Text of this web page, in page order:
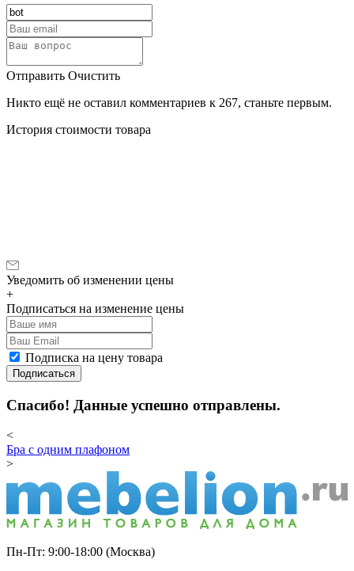
Отправить Очистить
Никто ещё не оставил комментариев к 267, станьте первым.
История стоимости товара
Уведомить об изменении цены
+
Подписаться на изменение цены
Подписка на цену товара
Подписаться
Спасибо! Данные успешно отправлены.
<
Бра с одним плафоном
>
Пн-Пт: 9:00-18:00 (Москва)